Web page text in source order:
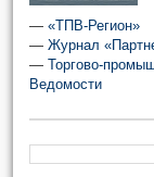
— «ТПВ-Регион»
— Журнал
— Торгово-
Ведомости